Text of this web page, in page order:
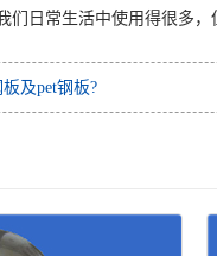
日常生活中使用得很多，
及pet钢板?